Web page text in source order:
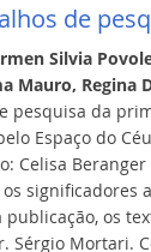
de
Silvia
Mauro, Regina
pesquisa da
Espaço do
Celisa
significadores
os
Sérgio Mortari.